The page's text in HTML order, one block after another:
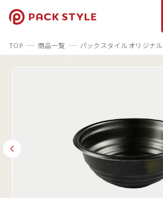
TOP 商品一覧 パックスタイル オリジナル